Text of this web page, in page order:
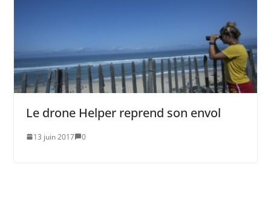
Le drone Helper reprend son envol
13 juin 2017 0